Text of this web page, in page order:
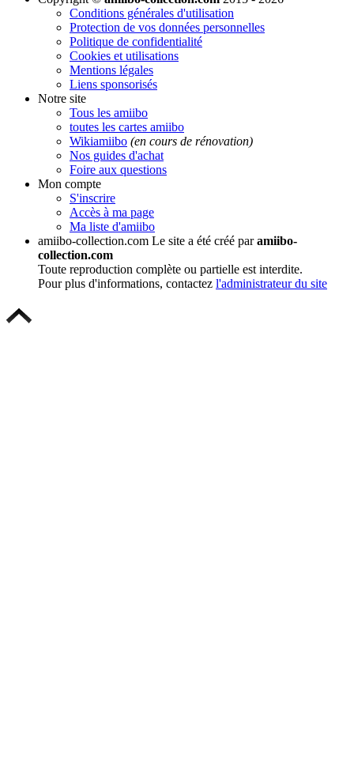
Conditions générales d'utilisation
Protection de vos données personnelles
Politique de confidentialité
Cookies et utilisations
Mentions légales
Liens sponsorisés
Notre site
Tous les amiibo
toutes les cartes amiibo
Wikiamiibo (en cours de rénovation)
Nos guides d'achat
Foire aux questions
Mon compte
S'inscrire
Accès à ma page
Ma liste d'amiibo
amiibo-collection.com Le site a été créé paramiibo-
collection.com
Toute reproduction complète ou partielle est interdite.
Pour plus d'informations, contactez l'administrateur du site